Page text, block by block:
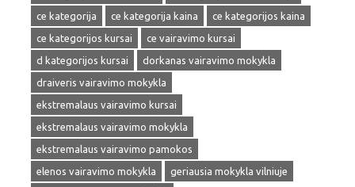
ce kategorija
ce kategorija kaina
ce kategorijos kaina
ce kategorijos kursai
ce vairavimo kursai
d kategorijos kursai
dorkanas vairavimo mokykla
draiveris vairavimo mokykla
ekstremalaus vairavimo kursai
ekstremalaus vairavimo mokykla
ekstremalaus vairavimo pamokos
elenos vairavimo mokykla
geriausia mokykla vilniuje